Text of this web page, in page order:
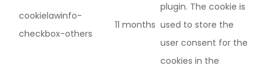
cookielawinfo-
checkbox-others
11 months
plugin. The cookie is
used to store the
user consent for the
cookies in the